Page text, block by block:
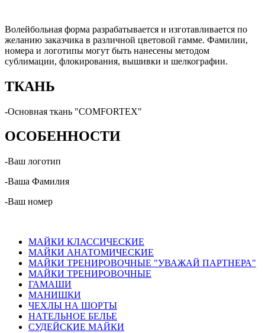
Волейбольная форма разрабатывается и изготавливается по
желанию заказчика в различной цветовой гамме. Фамилии,
номера и логотипы могут быть нанесены методом
сублимации, флокирования, вышивки и шелкографии.
ТКАНЬ
-Основная ткань "COMFORTEX"
ОСОБЕННОСТИ
-Ваш логотип
-Ваша Фамилия
-Ваш номер
МАЙКИ КЛАССИЧЕСКИЕ
МАЙКИ АНАТОМИЧЕСКИЕ
МАЙКИ ТРЕНИРОВОЧНЫЕ "УВАЖАЙ ПАРТНЕРА"
МАЙКИ ТРЕНИРОВОЧНЫЕ
ГАМАШИ
МАНИШКИ
ЧЕХЛЫ НА ШОРТЫ
НАТЕЛЬНОЕ БЕЛЬЕ
СУДЕЙСКИЕ МАЙКИ